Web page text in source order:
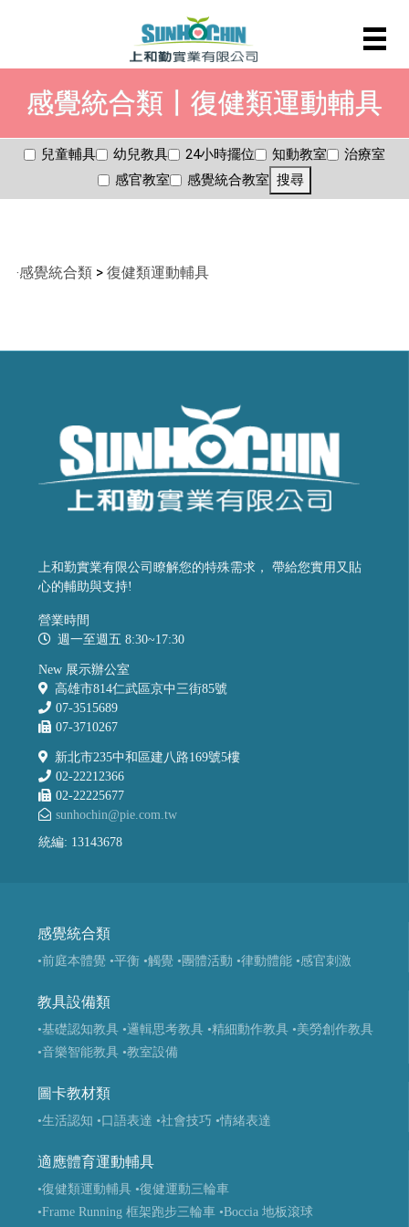
感覺統合類〡復健類運動輔具
兒童輔具 幼兒教具 24小時擺位 知動教室
治療室
感官教室
感覺統合教室 搜尋
‧感覺統合類> 復健類運動輔具
上和勤實業有限公司瞭解您的特殊需求， 帶給您實用又貼
心的輔助與支持!
營業時間
週一至週五 8:30~17:30
New 展示辦公室
高雄市814仁武區京中三街85號
07-3515689
07-3710267
新北市235中和區建八路169號5樓
02-22212366
02-22225677
sunhochin@pie.com.tw
統編: 13143678
感覺統合類
•前庭本體覺 •平衡 •觸覺 •團體活動 •律動體能 •感官刺激
教具設備類
•基礎認知教具 •邏輯思考教具 •精細動作教具 •美勞創作教具
•音樂智能教具 •教室設備
圖卡教材類
•生活認知 •口語表達 •社會技巧 •情緒表達
適應體育運動輔具
•復健類運動輔具 •復健運動三輪車
•Frame Running 框架跑步三輪車 •Boccia 地板滾球